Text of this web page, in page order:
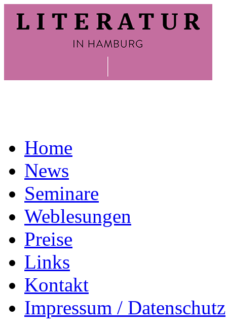
Home
News
Seminare
Weblesungen
Preise
Links
Kontakt
Impressum / Datenschutz